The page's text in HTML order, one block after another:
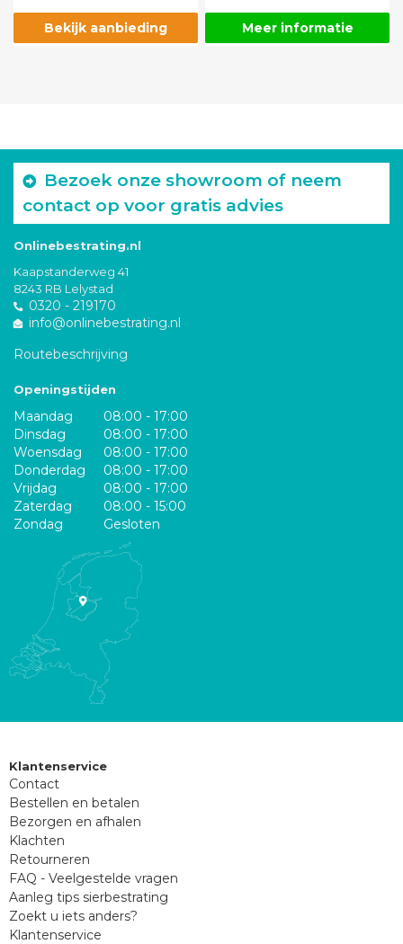
Bekijk aanbieding Meer informatie
Bezoek onze showroom of neem
contact op voor gratis advies
Onlinebestrating.nl
Kaapstanderweg 41
8243 RB Lelystad
0320 - 219170
info@onlinebestrating.nl
Routebeschrijving
Openingstijden
Maandag
08:00 - 17:00
Dinsdag
08:00 - 17:00
Woensdag
08:00 - 17:00
Donderdag
08:00 - 17:00
Vrijdag
08:00 - 17:00
Zaterdag
08:00 - 15:00
Zondag
Gesloten
Klantenservice
Contact
Bestellen en betalen
Bezorgen en afhalen
Klachten
Retourneren
FAQ - Veelgestelde vragen
Aanleg tips sierbestrating
Zoekt u iets anders?
Klantenservice